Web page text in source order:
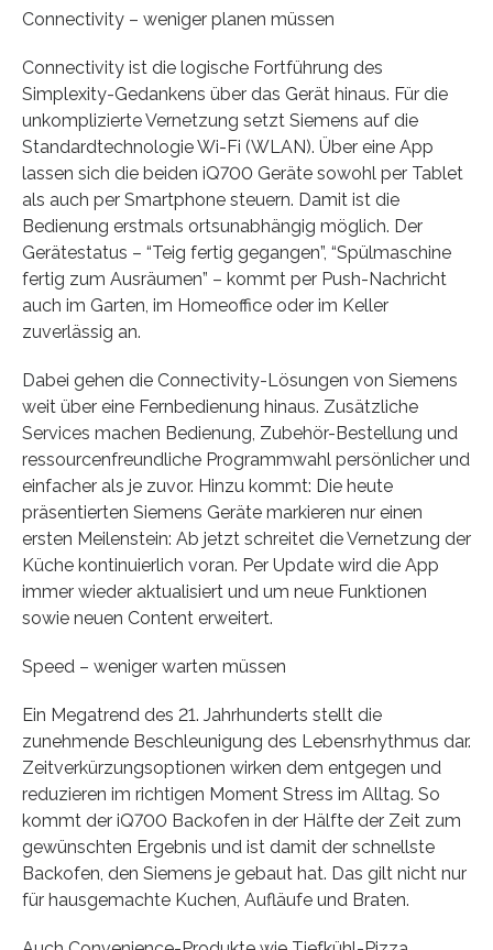
Connectivity – weniger planen müssen
Connectivity ist die logische Fortführung des
Simplexity-Gedankens über das Gerät hinaus. Für die
unkomplizierte Vernetzung setzt Siemens auf die
Standardtechnologie Wi-Fi (WLAN). Über eine App
lassen sich die beiden iQ700 Geräte sowohl per Tablet
als auch per Smartphone steuern. Damit ist die
Bedienung erstmals ortsunabhängig möglich. Der
Gerätestatus – “Teig fertig gegangen”, “Spülmaschine
fertig zum Ausräumen” – kommt per Push-Nachricht
auch im Garten, im Homeoffice oder im Keller
zuverlässig an.
Dabei gehen die Connectivity-Lösungen von Siemens
weit über eine Fernbedienung hinaus. Zusätzliche
Services machen Bedienung, Zubehör-Bestellung und
ressourcenfreundliche Programmwahl persönlicher und
einfacher als je zuvor. Hinzu kommt: Die heute
präsentierten Siemens Geräte markieren nur einen
ersten Meilenstein: Ab jetzt schreitet die Vernetzung der
Küche kontinuierlich voran. Per Update wird die App
immer wieder aktualisiert und um neue Funktionen
sowie neuen Content erweitert.
Speed – weniger warten müssen
Ein Megatrend des 21. Jahrhunderts stellt die
zunehmende Beschleunigung des Lebensrhythmus dar.
Zeitverkürzungsoptionen wirken dem entgegen und
reduzieren im richtigen Moment Stress im Alltag. So
kommt der iQ700 Backofen in der Hälfte der Zeit zum
gewünschten Ergebnis und ist damit der schnellste
Backofen, den Siemens je gebaut hat. Das gilt nicht nur
für hausgemachte Kuchen, Aufläufe und Braten.